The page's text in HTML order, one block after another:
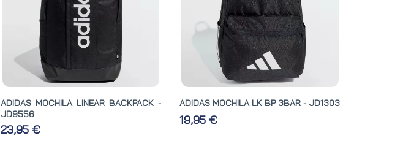
ADIDAS MOCHILA LINEAR BACKPACK -
JD9556
23,95 €
ADIDAS MOCHILA LK BP 3BAR - JD1303
19,95 €